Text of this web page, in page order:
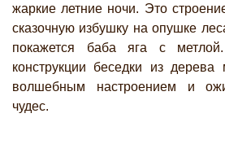
жаркие летние ночи. Это
сказочную избушку на опушке
покажется баба яга с
конструкции беседки из дерева
волшебным настроением и
чудес.